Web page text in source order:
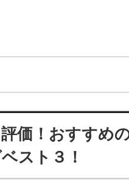
価！おすすめ
スト３！